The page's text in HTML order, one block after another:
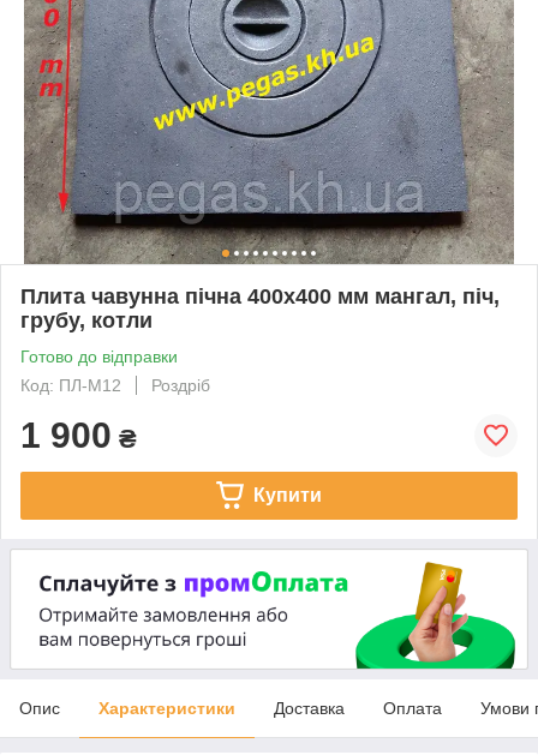
Плита чавунна пічна 400х400 мм мангал, піч,
грубу, котли
Готово до відправки
Код: ПЛ-М12
Роздріб
1 900 ₴
Купити
Опис Характеристики Доставка Оплата Умови